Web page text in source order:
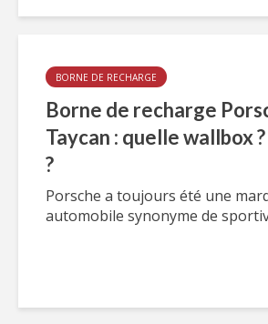
BORNE DE RECHARGE
Borne de recharge
Taycan : quelle wallbox
?
Porsche a toujours été une
automobile synonyme de